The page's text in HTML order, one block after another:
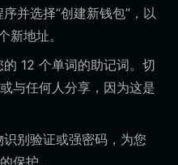
并选择“创建新钱包”，以
新地址。
12 个单词的助记词。切
与任何人分享，因为这是
识别验证或强密码，为您
保护。